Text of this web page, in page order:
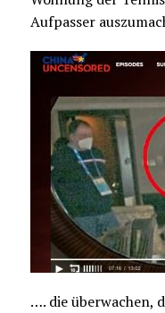
Aufpasser
…. die überwachen,